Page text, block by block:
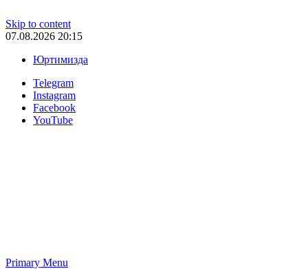
Skip to content
07.08.2026 20:15
Юртимизда
Telegram
Instagram
Facebook
YouTube
Primary Menu